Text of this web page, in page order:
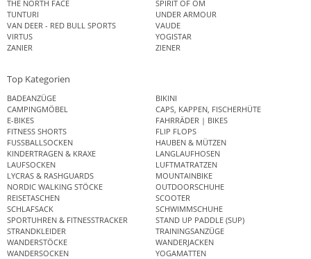
THE NORTH FACE
SPIRIT OF OM
TUNTURI
UNDER ARMOUR
VAN DEER - RED BULL SPORTS
VAUDE
VIRTUS
YOGISTAR
ZANIER
ZIENER
Top Kategorien
BADEANZÜGE
BIKINI
CAMPINGMÖBEL
CAPS, KAPPEN, FISCHERHÜTE
E-BIKES
FAHRRÄDER | BIKES
FITNESS SHORTS
FLIP FLOPS
FUSSBALLSOCKEN
HAUBEN & MÜTZEN
KINDERTRAGEN & KRAXE
LANGLAUFHOSEN
LAUFSOCKEN
LUFTMATRATZEN
LYCRAS & RASHGUARDS
MOUNTAINBIKE
NORDIC WALKING STÖCKE
OUTDOORSCHUHE
REISETASCHEN
SCOOTER
SCHLAFSACK
SCHWIMMSCHUHE
SPORTUHREN & FITNESSTRACKER
STAND UP PADDLE (SUP)
STRANDKLEIDER
TRAININGSANZÜGE
WANDERSTÖCKE
WANDERJACKEN
WANDERSOCKEN
YOGAMATTEN